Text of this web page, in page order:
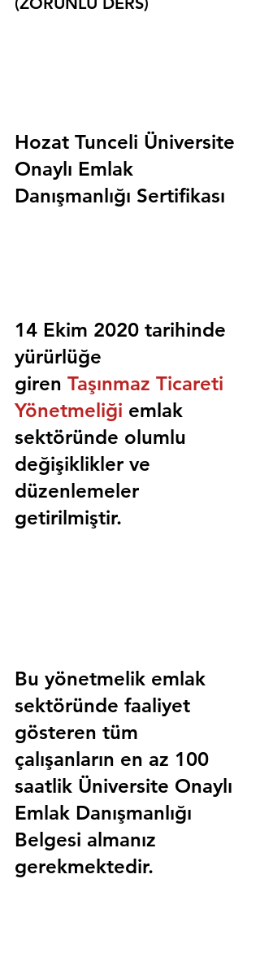
Hozat Tunceli Üniversite
Onaylı Emlak
Danışmanlığı Sertifikası
14 Ekim 2020 tarihinde
yürürlüğe
giren Taşınmaz Ticareti
Yönetmeliği emlak
sektöründe olumlu
değişiklikler ve
düzenlemeler
getirilmiştir.
Bu yönetmelik emlak
sektöründe faaliyet
gösteren tüm
çalışanların en az 100
saatlik Üniversite Onaylı
Emlak Danışmanlığı
Belgesi almanız
gerekmektedir.